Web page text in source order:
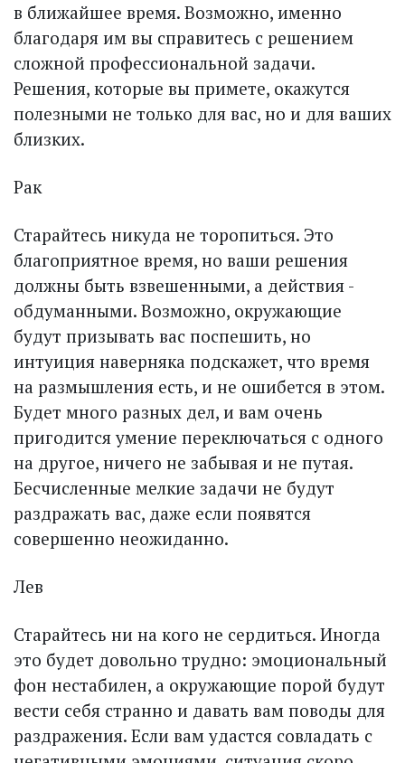
в ближайшее время. Возможно, именно
благодаря им вы справитесь с решением
сложной профессиональной задачи.
Решения, которые вы примете, окажутся
полезными не только для вас, но и для ваших
близких.
Рак
Старайтесь никуда не торопиться. Это
благоприятное время, но ваши решения
должны быть взвешенными, а действия -
обдуманными. Возможно, окружающие
будут призывать вас поспешить, но
интуиция наверняка подскажет, что время
на размышления есть, и не ошибется в этом.
Будет много разных дел, и вам очень
пригодится умение переключаться с одного
на другое, ничего не забывая и не путая.
Бесчисленные мелкие задачи не будут
раздражать вас, даже если появятся
совершенно неожиданно.
Лев
Старайтесь ни на кого не сердиться. Иногда
это будет довольно трудно: эмоциональный
фон нестабилен, а окружающие порой будут
вести себя странно и давать вам поводы для
раздражения. Если вам удастся совладать с